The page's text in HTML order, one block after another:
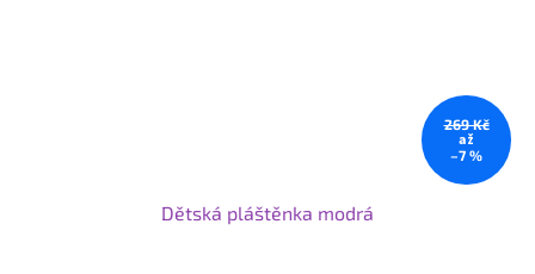
269 Kč
až
–7 %
Dětská pláštěnka modrá